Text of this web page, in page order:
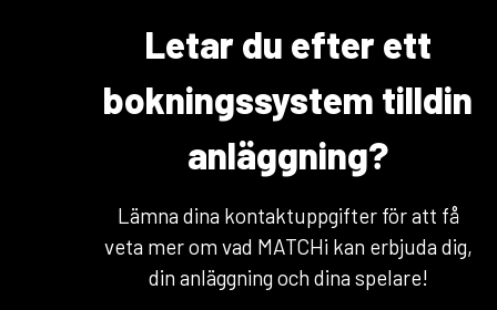
Letar du efter ett
bokningssystem tilldin
anläggning?
Lämna dina kontaktuppgifter för att få
veta mer om vad MATCHi kan erbjuda dig,
din anläggning och dina spelare!